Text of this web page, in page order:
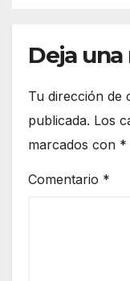
Deja
Tu dirección de
publicada. Los
marcados con *
Comentario *